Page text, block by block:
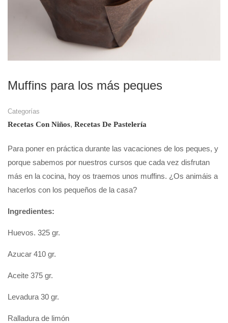
Muffins para los más peques
Categorías
Recetas Con Niños, Recetas De Pastelería
Para poner en práctica durante las vacaciones de los peques, y
porque sabemos por nuestros cursos que cada vez disfrutan
más en la cocina, hoy os traemos unos muffins. ¿Os animáis a
hacerlos con los pequeños de la casa?
Ingredientes:
Huevos. 325 gr.
Azucar 410 gr.
Aceite 375 gr.
Levadura 30 gr.
Ralladura de limón